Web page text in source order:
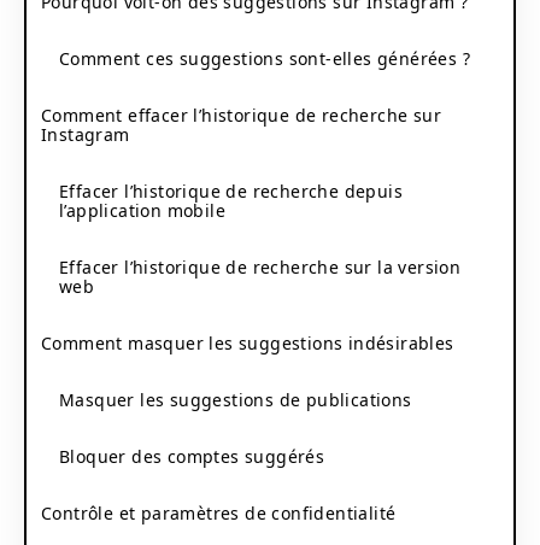
Comment ces suggestions sont-elles générées ?
Comment effacer l’historique de recherche sur
Instagram
Effacer l’historique de recherche depuis
l’application mobile
Effacer l’historique de recherche sur la version
web
Comment masquer les suggestions indésirables
Masquer les suggestions de publications
Bloquer des comptes suggérés
Contrôle et paramètres de confidentialité